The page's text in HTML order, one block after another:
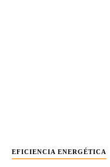
EFICIENCIA ENERGÉTICA